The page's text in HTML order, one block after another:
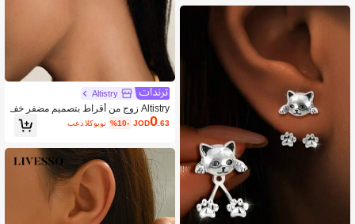
Altistry
Altistry زوج من أقراط بتصميم مضفر خف
يف، أنيقة ومتعددة الاستخدامات مناسبة لل
نساء، مناسبة للمناسبات والارتداء اليومي
JOD0.63
%10- بعد الكوبون